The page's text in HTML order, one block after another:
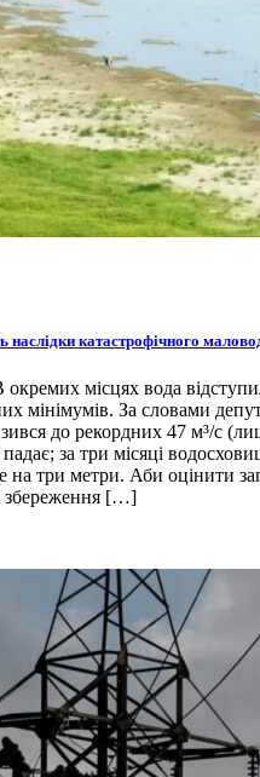
наслідки катастрофічного
місцях вода
мінімумів. За словами
до рекордних 47 м³/с
за три місяці
три метри. Аби оцінити
збереження […]